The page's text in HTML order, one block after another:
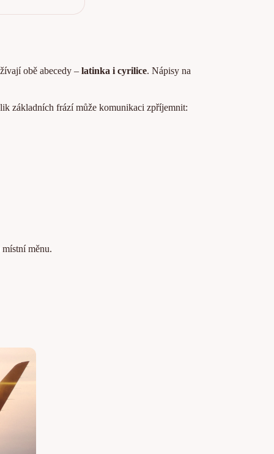
obě abecedy – latinka i cyrilice. Nápisy na
základních frází může komunikaci zpříjemnit:
měnu.